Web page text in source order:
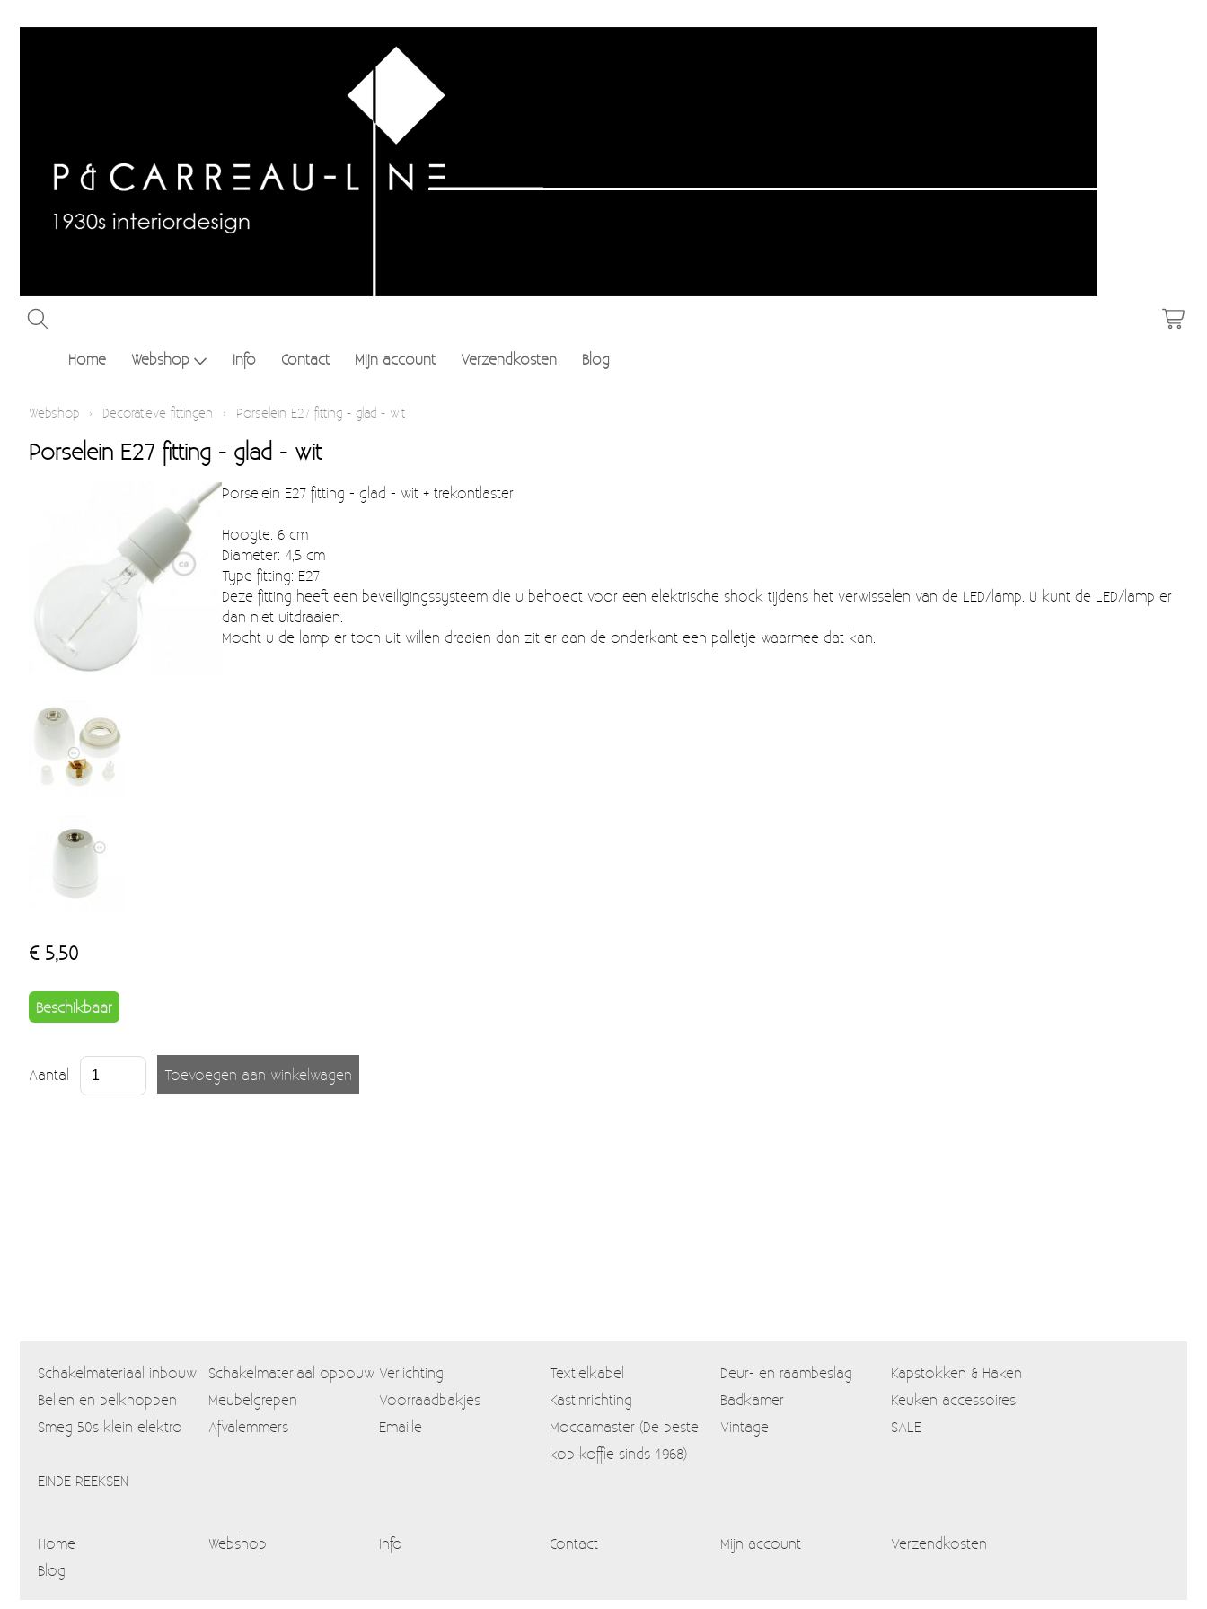
Home Webshop Info Contact Mijn account Verzendkosten Blog
Webshop › Decoratieve fittingen › Porselein E27 fitting - glad - wit
Porselein E27 fitting - glad - wit
Porselein E27 fitting - glad - wit + trekontlaster
Hoogte: 6 cm
Diameter: 4,5 cm
Type fitting: E27
Deze fitting heeft een beveiligingssysteem die u behoedt voor een elektrische shock tijdens het verwisselen van de LED/lamp. U kunt de LED/lamp er
dan niet uitdraaien.
Mocht u de lamp er toch uit willen draaien dan zit er aan de onderkant een palletje waarmee dat kan.
€ 5,50
Beschikbaar
Aantal
Schakelmateriaal inbouw Schakelmateriaal opbouw Verlichting Textielkabel Deur- en raambeslag
Kapstokken & Haken
Bellen en belknoppen
Meubelgrepen Voorraadbakjes Kastinrichting Badkamer
Keuken accessoires
Smeg 50s klein elektro
Afvalemmers Emaille
Moccamaster (De beste
kop koffie sinds 1968)
Vintage SALE
EINDE REEKSEN
Home Webshop Info Contact Mijn account
Verzendkosten
Blog